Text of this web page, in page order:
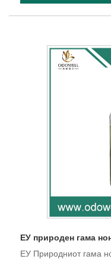
ЕУ природен гама
ЕУ Природниот гама